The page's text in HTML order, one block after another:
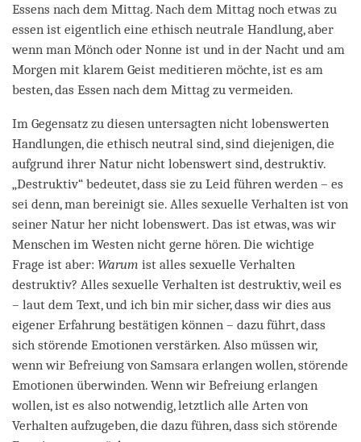
Essens nach dem Mittag. Nach dem Mittag noch etwas zu
essen ist eigentlich eine ethisch neutrale Handlung, aber
wenn man Mönch oder Nonne ist und in der Nacht und am
Morgen mit klarem Geist meditieren möchte, ist es am
besten, das Essen nach dem Mittag zu vermeiden.
Im Gegensatz zu diesen untersagten nicht lobenswerten
Handlungen, die ethisch neutral sind, sind diejenigen, die
aufgrund ihrer Natur nicht lobenswert sind, destruktiv.
„Destruktiv“ bedeutet, dass sie zu Leid führen werden – es
sei denn, man bereinigt sie. Alles sexuelle Verhalten ist von
seiner Natur her nicht lobenswert. Das ist etwas, was wir
Menschen im Westen nicht gerne hören. Die wichtige
Frage ist aber: Warum ist alles sexuelle Verhalten
destruktiv? Alles sexuelle Verhalten ist destruktiv, weil es
– laut dem Text, und ich bin mir sicher, dass wir dies aus
eigener Erfahrung bestätigen können – dazu führt, dass
sich störende Emotionen verstärken. Also müssen wir,
wenn wir Befreiung von Samsara erlangen wollen, störende
Emotionen überwinden. Wenn wir Befreiung erlangen
wollen, ist es also notwendig, letztlich alle Arten von
Verhalten aufzugeben, die dazu führen, dass sich störende